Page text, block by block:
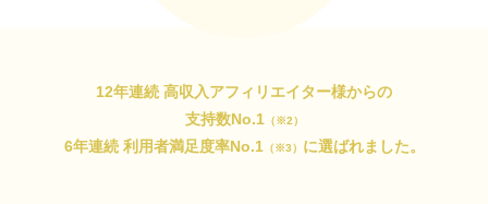
12年連続 高収入アフィリエイター様からの
支持数No.1（※2）
6年連続 利用者満足度率No.1（※3） に選ばれました。